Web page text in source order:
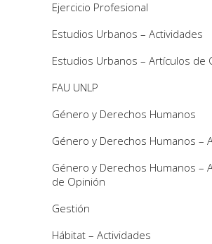
Ejercicio Profesional
Estudios Urbanos – Actividades
Estudios Urbanos – Artículos de
FAU UNLP
Género y Derechos Humanos
Género y Derechos Humanos –
Género y Derechos Humanos –
de Opinión
Gestión
Hábitat – Actividades